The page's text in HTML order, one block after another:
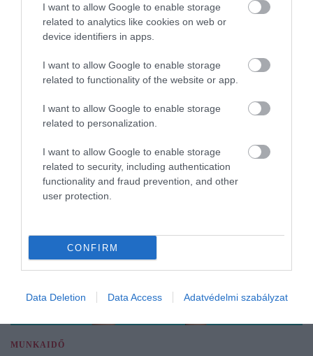
I want to allow Google to enable storage
related to analytics like cookies on web or
device identifiers in apps.
I want to allow Google to enable storage
related to functionality of the website or app.
I want to allow Google to enable storage
related to personalization.
I want to allow Google to enable storage
related to security, including authentication
functionality and fraud prevention, and other
user protection.
CONFIRM
Data Deletion Data Access Adatvédelmi szabályzat
MUNKAIDŐ